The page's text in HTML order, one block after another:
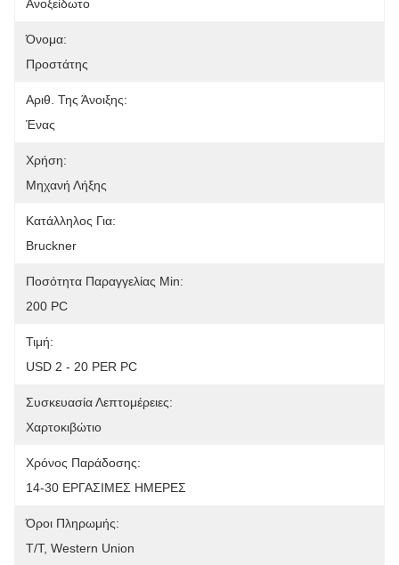
Ανοξείδωτο
Όνομα:
Προστάτης
Αριθ. Της Άνοιξης:
Ένας
Χρήση:
Μηχανή Λήξης
Κατάλληλος Για:
Bruckner
Ποσότητα Παραγγελίας Min:
200 PC
Τιμή:
USD 2 - 20 PER PC
Συσκευασία Λεπτομέρειες:
Χαρτοκιβώτιο
Χρόνος Παράδοσης:
14-30 ΕΡΓΑΣΙΜΕΣ ΗΜΕΡΕΣ
Όροι Πληρωμής:
T/T, Western Union